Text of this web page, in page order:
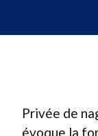
Privée de
évoque la